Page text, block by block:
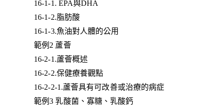
16-1-1. EPA與DHA
16-1-2.脂肪酸
16-1-3.魚油對人體的公用
範例2 蘆薈
16-2-1.蘆薈概述
16-2-2.保健療養觀點
16-2-2-1.蘆薈具有可改善或治療的病症
範例3 乳酸菌、寡糖、乳酸鈣